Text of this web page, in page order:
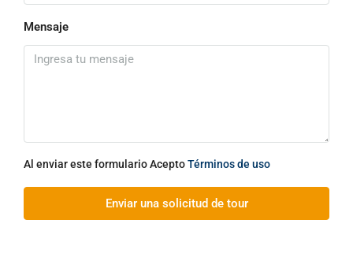
Mensaje
Al enviar este formulario AceptoTérminos de uso
Enviar una solicitud de tour